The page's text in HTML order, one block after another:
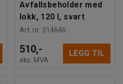
Avfallsbeholder med
lokk, 120 l, svart
Art. nr: 314646
510,-
eks. MVA
LEGG TIL